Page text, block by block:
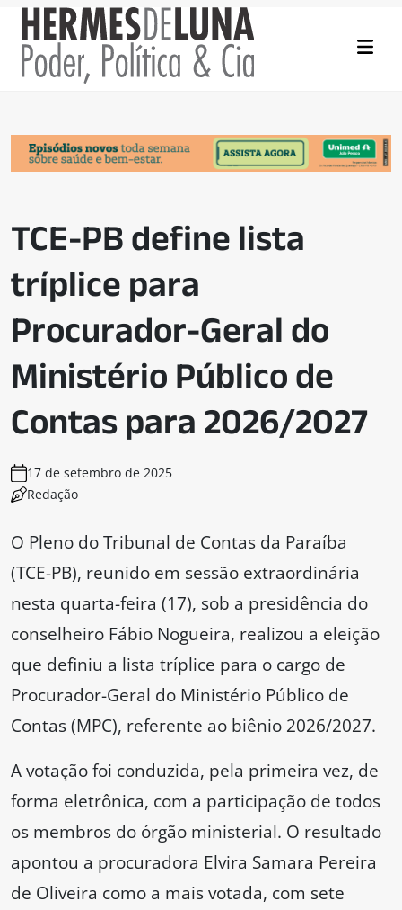
TCE-PB define lista
tríplice para
Procurador-Geral do
Ministério Público de
Contas para 2026/2027
17 de setembro de 2025
Redação
O Pleno do Tribunal de Contas da Paraíba
(TCE-PB), reunido em sessão extraordinária
nesta quarta-feira (17), sob a presidência do
conselheiro Fábio Nogueira, realizou a eleição
que definiu a lista tríplice para o cargo de
Procurador-Geral do Ministério Público de
Contas (MPC), referente ao biênio 2026/2027.
A votação foi conduzida, pela primeira vez, de
forma eletrônica, com a participação de todos
os membros do órgão ministerial. O resultado
apontou a procuradora Elvira Samara Pereira
de Oliveira como a mais votada, com sete